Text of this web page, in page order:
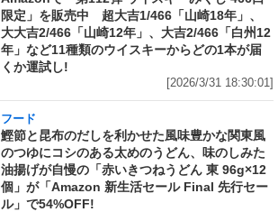
限定」を販売中 超大吉1/466「山崎18年」、
大大吉2/466「山崎12年」、大吉2/466「白州12
年」など11種類のウイスキーからどの1本が届
くか運試し!
[2026/3/31 18:30:01]
フード
鰹節と昆布のだしを利かせた風味豊かな関東風
のつゆにコシのある太めのうどん、味のしみた
油揚げが自慢の「赤いきつねうどん 東 96g×12
個」が「Amazon 新生活セール Final 先行セー
ル」で54%OFF!